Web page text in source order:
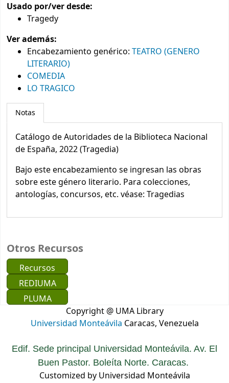
Otros Recursos
Recursos
REDIUMA
PLUMA
Usado por/ver desde:
Tragedy
Ver además:
Encabezamiento genérico: TEATRO (GENERO
LITERARIO)
COMEDIA
LO TRAGICO
Notas
Catálogo de Autoridades de la Biblioteca Nacional
de España, 2022 (Tragedia)
Bajo este encabezamiento se ingresan las obras
sobre este género literario. Para colecciones,
antologías, concursos, etc. véase: Tragedias
Copyright @ UMA Library
Universidad Monteávila Caracas, Venezuela
Edif. Sede principal Universidad Monteávila. Av. El
Buen Pastor. Boleíta Norte. Caracas.
Customized by Universidad Monteávila